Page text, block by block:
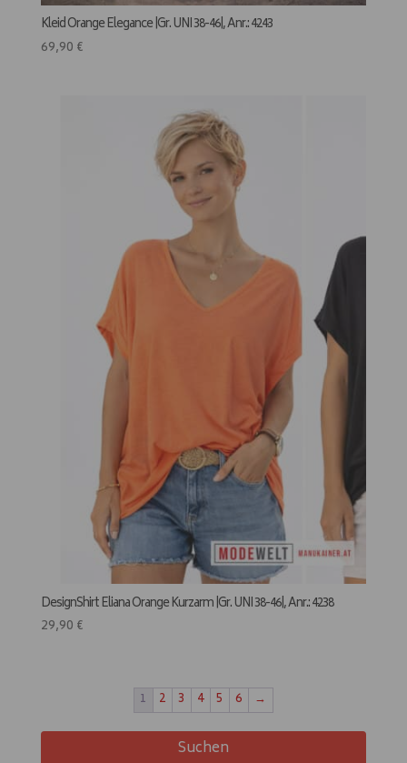
Kleid Orange Elegance |Gr. UNI 38-46|, Anr.: 4243
69,90 €
DesignShirt Eliana Orange Kurzarm |Gr. UNI 38-46|, Anr.: 4238
29,90 €
1 2 3 4 5 6 →
Suchen